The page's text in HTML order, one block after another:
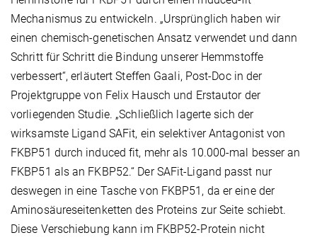
Mechanismus zu entwickeln. „Ursprünglich haben wir
einen chemisch-genetischen Ansatz verwendet und dann
Schritt für Schritt die Bindung unserer Hemmstoffe
verbessert“, erläutert Steffen Gaali, Post-Doc in der
Projektgruppe von Felix Hausch und Erstautor der
vorliegenden Studie. „Schließlich lagerte sich der
wirksamste Ligand SAFit, ein selektiver Antagonist von
FKBP51 durch induced fit, mehr als 10.000-mal besser an
FKBP51 als an FKBP52.“ Der SAFit-Ligand passt nur
deswegen in eine Tasche von FKBP51, da er eine der
Aminosäureseitenketten des Proteins zur Seite schiebt.
Diese Verschiebung kann im FKBP52-Protein nicht